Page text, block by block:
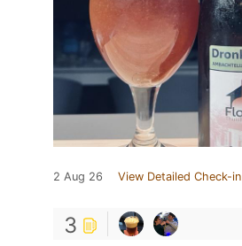
2 Aug 26 View Detailed Check-in
3